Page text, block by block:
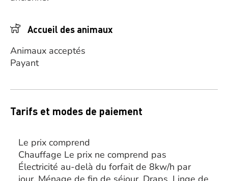
Accueil des animaux
Animaux acceptés
Payant
Tarifs et modes de paiement
Le prix comprend
Chauffage Le prix ne comprend pas
Électricité au-delà du forfait de 8kw/h par